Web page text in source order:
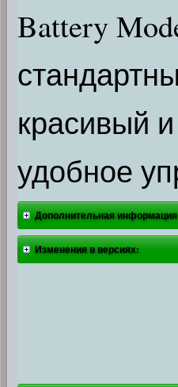
Battery
красивый
удобное
Дополнительная
Изменения в версиях: